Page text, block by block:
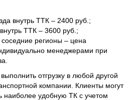
внутрь ТТК – 2400 руб.;
ТТК – 3600 руб.;
регионы – цена
менеджерами при
отгрузку в любой другой
компании. Клиенты могут
наиболее удобную ТК с учетом